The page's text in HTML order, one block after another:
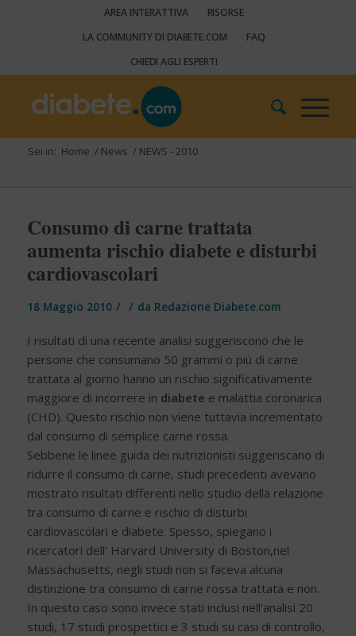
AREA INTERATTIVA
RISORSE
LA COMMUNITY DI DIABETE.COM
FAQ
CHIEDI AGLI ESPERTI
Sei in: Home / News / NEWS - 2010
Consumo di carne trattata
aumenta rischio diabete e disturbi
cardiovascolari
18 Maggio 2010 / / da Redazione Diabete.com
I risultati di una recente analisi suggeriscono che le
persone che consumano 50 grammi o più di carne
trattata al giorno hanno un rischio significativamente
maggiore di incorrere in diabete e malattia coronarica
(CHD). Questo rischio non viene tuttavia incrementato
dal consumo di semplice carne rossa.
Sebbene le linee guida dei nutrizionisti suggeriscano di
ridurre il consumo di carne, studi precedenti avevano
mostrato risultati differenti nello studio della relazione
tra consumo di carne e rischio di disturbi
cardiovascolari e diabete. Spesso, spiegano i
ricercatori dell’ Harvard University di Boston,nel
Massachusetts, negli studi non si faceva alcuna
distinzione tra consumo di carne rossa trattata e non.
In questo caso sono invece stati inclusi nell’analisi 20
studi, 17 studi prospettici e 3 studi su casi di controllo,